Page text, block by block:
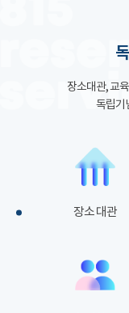
장소대관, 교
독립기
장소 대관